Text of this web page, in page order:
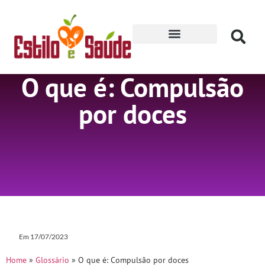
O que é: Compulsão
por doces
Em 17/07/2023
Home » Glossário » O que é: Compulsão por doces